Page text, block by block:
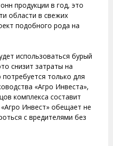
продукции в год, это
области в свежих
подобного рода на
использоваться бурый
снизит затраты на
только для
«Агро Инвеста»,
комплекса составит
Инвест» обещает не
с вредителями без